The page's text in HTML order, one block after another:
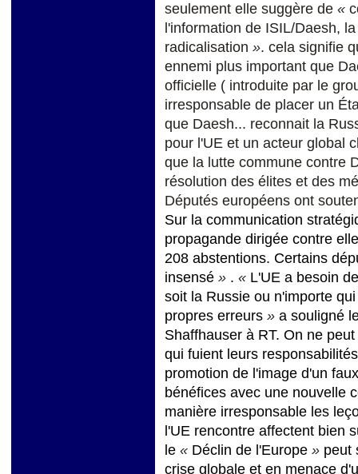
seulement elle suggère de «
l'information de ISIL/Daesh,
radicalisation ». cela signifie
ennemi plus important que
officielle ( introduite par le
irresponsable de placer un É
que Daesh... reconnait la
pour l'UE et un acteur global
que la lutte commune contre
résolution des élites et des
Députés européens ont
Sur la communication
propagande dirigée contre
208 abstentions. Certains
insensé » . « L'UE a besoin
soit la Russie ou n'importe
propres erreurs » a souligné
Shaffhauser à RT. On ne
qui fuient leurs
promotion de l'image d'un
bénéfices avec une nouvelle
manière irresponsable les
l'UE rencontre affectent bien
le « Déclin de l'Europe » peut
crise globale et en menace